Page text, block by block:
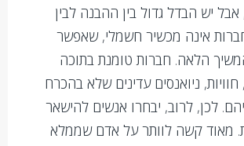
יש הבדל גדול בין ההבנה לבין
אינה מכשיר חשמלי, שאפשר
הלאה. חברות טומנת בתוכה
חוויות, ניואנסים עדינים שלא בהכרח
לכן, לרוב, יבחרו אנשים להישאר
מאוד קשה לוותר על אדם שממלא